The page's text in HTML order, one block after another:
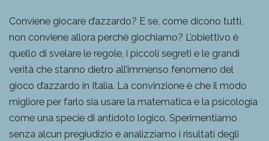
Conviene giocare d’azzardo? E se, come dicono tutti,
non conviene allora perché giochiamo? L’obiettivo è
quello di svelare le regole, i piccoli segreti e le grandi
verità che stanno dietro all’immenso fenomeno del
gioco d’azzardo in Italia. La convinzione è che il modo
migliore per farlo sia usare la matematica e la psicologia
come una specie di antidoto logico. Sperimentiamo
senza alcun pregiudizio e analizziamo i risultati degli